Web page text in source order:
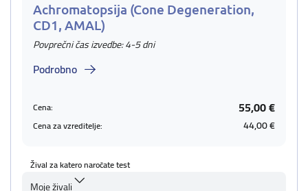
Achromatopsija (Cone Degeneration,
CD1, AMAL)
Povprečni čas izvedbe: 4-5 dni
Podrobno
Cena: 55,00 €
Cena za vzreditelje: 44,00 €
Žival za katero naročate test
Moje živali